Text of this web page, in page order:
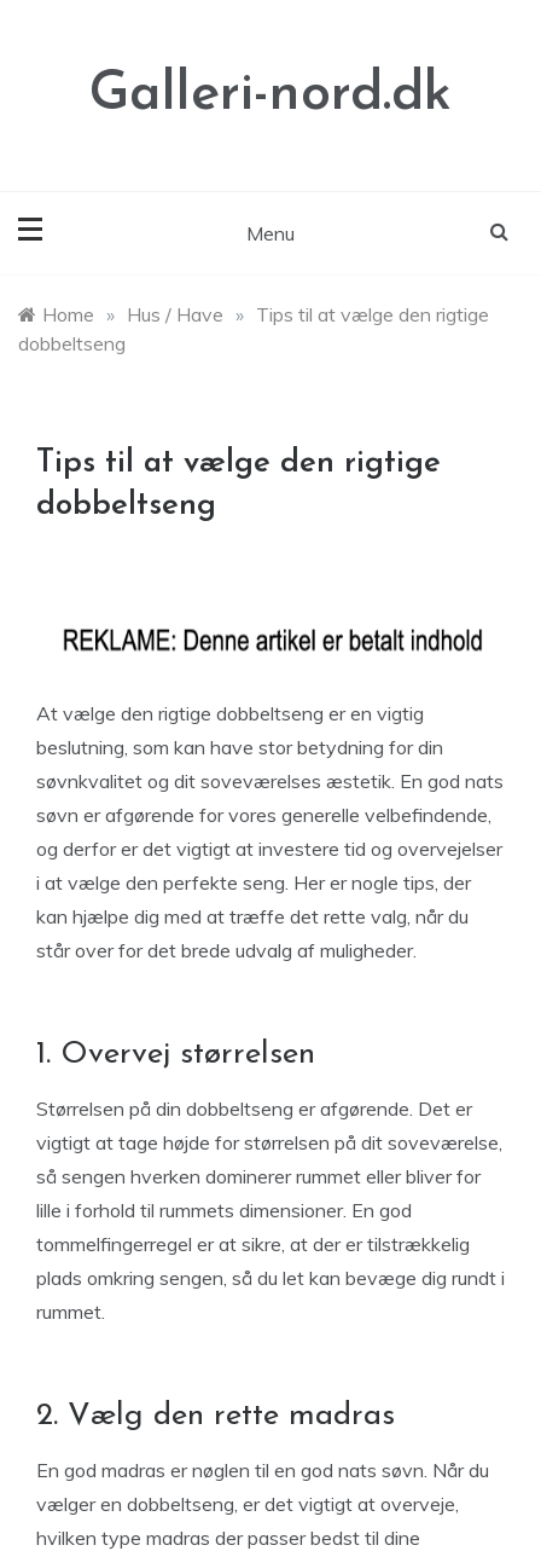
Galleri-nord.dk
Menu
Home » Hus / Have » Tips til at vælge den rigtige
dobbeltseng
Tips til at vælge den rigtige
dobbeltseng
At vælge den rigtige dobbeltseng er en vigtig
beslutning, som kan have stor betydning for din
søvnkvalitet og dit soveværelses æstetik. En god nats
søvn er afgørende for vores generelle velbefindende,
og derfor er det vigtigt at investere tid og overvejelser
i at vælge den perfekte seng. Her er nogle tips, der
kan hjælpe dig med at træffe det rette valg, når du
står over for det brede udvalg af muligheder.
1. Overvej størrelsen
Størrelsen på din dobbeltseng er afgørende. Det er
vigtigt at tage højde for størrelsen på dit soveværelse,
så sengen hverken dominerer rummet eller bliver for
lille i forhold til rummets dimensioner. En god
tommelfingerregel er at sikre, at der er tilstrækkelig
plads omkring sengen, så du let kan bevæge dig rundt i
rummet.
2. Vælg den rette madras
En god madras er nøglen til en god nats søvn. Når du
vælger en dobbeltseng, er det vigtigt at overveje,
hvilken type madras der passer bedst til dine